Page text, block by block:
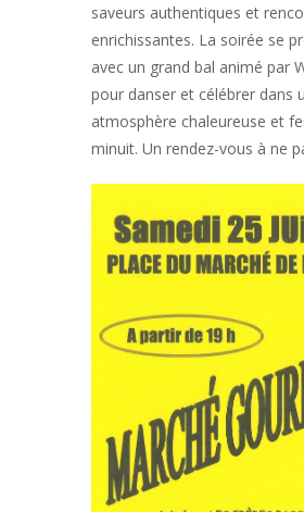
saveurs authentiques et
enrichissantes. La soirée se
avec un grand bal animé par
pour danser et célébrer dans
atmosphère chaleureuse et
minuit. Un rendez-vous à ne